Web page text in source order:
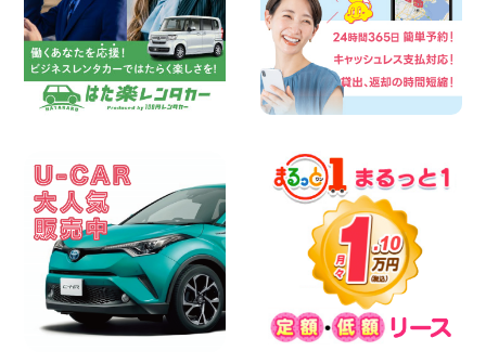
100円レンタカー 兵庫駅前
2026年08月08日
人気の『 軽 トラック 』 ご予約はお早め
に♪ 広島県 ベイシティ宇品店
100円レンタカー ベイシティ宇品
2026年08月08日
100円レンタカー 四日市インター
2026年08月08日
横浜弥生台店限定!!夏季特別キャンペーン
のお知らせ!! 神奈川県 横浜弥生台店
100円レンタカー 横浜弥生台
2026年08月08日
2026三河安城店お盆休みご連絡 愛知県
三河安城店
100円レンタカー 三河安城
2026年08月08日